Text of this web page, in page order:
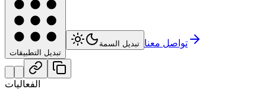
تبديل التطبيقات
تبديل السمة تواصل معنا
الفعاليات